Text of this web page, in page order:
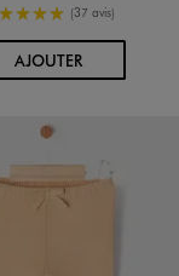
5/5 de moyenne
(37 avis)
AJOUTERAU PANIER